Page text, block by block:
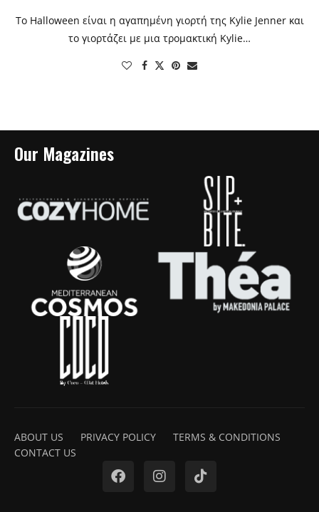
Το Halloween είναι η αγαπημένη γιορτή της Kylie Jenner και
το γιορτάζει με μια τρομακτική Kylie…
Our Magazines
ABOUT US PRIVACY POLICY
TERMS & CONDITIONS
CONTACT US